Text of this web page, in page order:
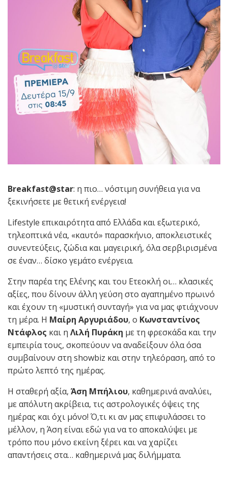
Breakfast@star: η πιο… νόστιμη συνήθεια για να
ξεκινήσετε με θετική ενέργεια!
Lifestyle επικαιρότητα από Ελλάδα και εξωτερικό,
τηλεοπτικά νέα, «καυτό» παρασκήνιο, αποκλειστικές
συνεντεύξεις, ζώδια και μαγειρική, όλα σερβιρισμένα
σε έναν… δίσκο γεμάτο ενέργεια.
Στην παρέα της Ελένης και του Ετεοκλή οι… κλασικές
αξίες, που δίνουν άλλη γεύση στο αγαπημένο πρωινό
και έχουν τη «μυστική συνταγή» για να μας φτιάχνουν
τη μέρα. Η Μαίρη Αργυριάδου, ο Κωνσταντίνος
Ντάφλος και η Λιλή Πυράκη με τη φρεσκάδα και την
εμπειρία τους, σκοπεύουν να αναδείξουν όλα όσα
συμβαίνουν στη showbiz και στην τηλεόραση, από το
πρώτο λεπτό της ημέρας.
Η σταθερή αξία, Άση Μπήλιου, καθημερινά αναλύει,
με απόλυτη ακρίβεια, τις αστρολογικές όψεις της
ημέρας και όχι μόνο! Ό,τι κι αν μας επιφυλάσσει το
μέλλον, η Άση είναι εδώ για να το αποκαλύψει με
τρόπο που μόνο εκείνη ξέρει και να χαρίζει
απαντήσεις στα… καθημερινά μας διλήμματα.